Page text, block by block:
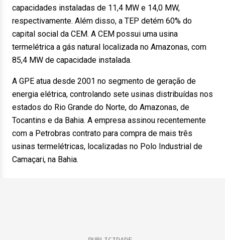
capacidades instaladas de 11,4 MW e 14,0 MW,
respectivamente. Além disso, a TEP detém 60% do
capital social da CEM. A CEM possui uma usina
termelétrica a gás natural localizada no Amazonas, com
85,4 MW de capacidade instalada.
A GPE atua desde 2001 no segmento de geração de
energia elétrica, controlando sete usinas distribuídas nos
estados do Rio Grande do Norte, do Amazonas, de
Tocantins e da Bahia. A empresa assinou recentemente
com a Petrobras contrato para compra de mais três
usinas termelétricas, localizadas no Polo Industrial de
Camaçari, na Bahia.